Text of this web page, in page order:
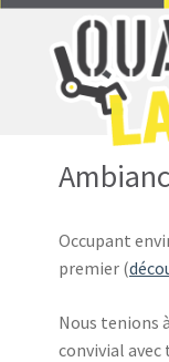
Occupant
premier (
Nous tenions
convivial